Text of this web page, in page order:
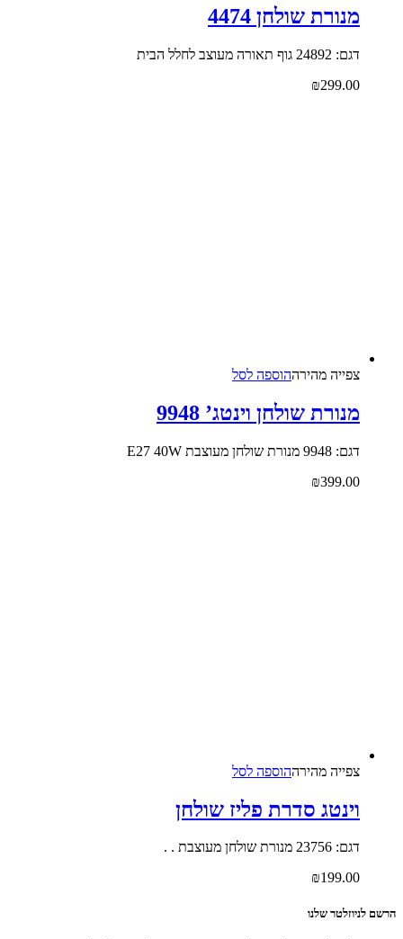
מנורת שולחן 4474
דגם: 24892 גוף תאורה מעוצב לחלל הבית
₪299.00
צפייה‬ ‫מהירה‬הוספה לסל
מנורת שולחן וינטג’ 9948
דגם: 9948 מנורת שולחן מעוצבת E27 40W
₪399.00
צפייה‬ ‫מהירה‬הוספה לסל
וינטג סדרת פליז שולחן
דגם: 23756 מנורת שולחן מעוצבת . .
₪199.00
הרשם לניוזלטר שלנו